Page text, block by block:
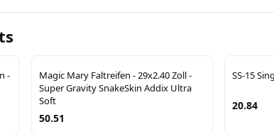
-
Magic Mary Faltreifen - 29x2.40 Zoll -
Super Gravity SnakeSkin Addix Ultra
Soft
50.51
SS-15
20.84